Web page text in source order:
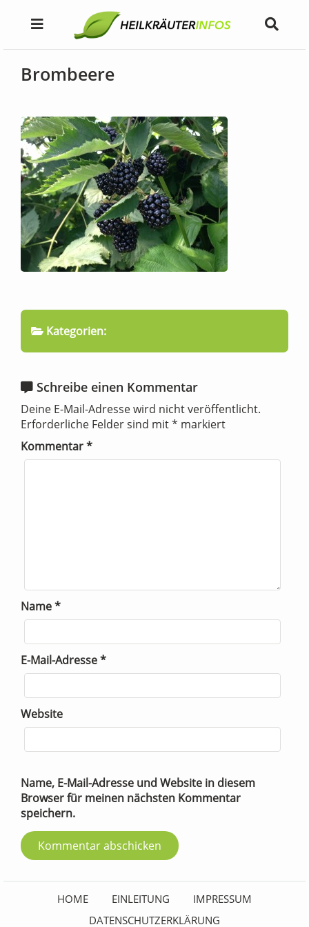
Brombeere
Kategorien:
Schreibe einen Kommentar
Deine E-Mail-Adresse wird nicht veröffentlicht.
Erforderliche Felder sind mit* markiert
Kommentar*
Name*
E-Mail-Adresse*
Website
Name, E-Mail-Adresse und Website in diesem
Browser für meinen nächsten Kommentar
speichern.
HOME EINLEITUNG
IMPRESSUM
DATENSCHUTZERKLÄRUNG